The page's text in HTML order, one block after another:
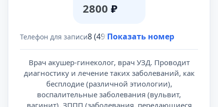
2800 ₽
Телефон для записи8 (495) 431-69-47
Показать номер
Врач акушер-гинеколог, врач УЗД. Проводит
диагностику и лечение таких заболеваний, как
бесплодие (различной этиологии),
воспалительные заболевания (вульвит,
вагинит), ЗППП (заболевания, передающиеся